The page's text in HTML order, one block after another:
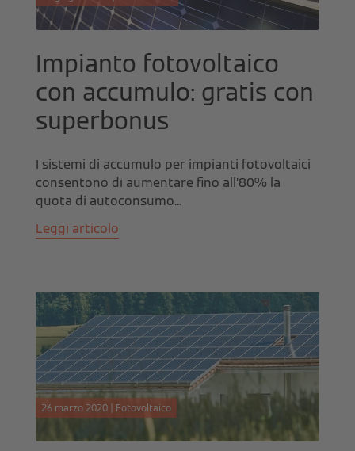
Impianto fotovoltaico
con accumulo: gratis con
superbonus
I sistemi di accumulo per impianti fotovoltaici
consentono di aumentare fino all’80% la
quota di autoconsumo...
Leggi articolo
26 marzo 2020 | Fotovoltaico